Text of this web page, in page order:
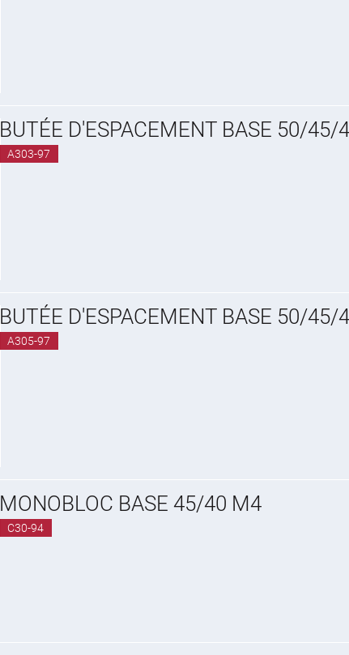
BUTÉE D'ESPACEMENT BASE 50/
A303-97
BUTÉE D'ESPACEMENT BASE 50/
A305-97
MONOBLOC BASE 45/40 M4
C30-94